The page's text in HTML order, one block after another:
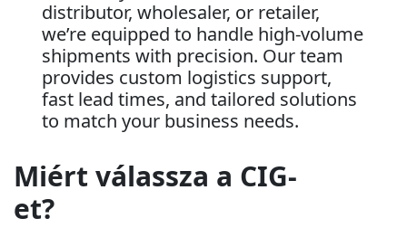
distributor, wholesaler, or retailer,
we’re equipped to handle high-volume
shipments with precision. Our team
provides custom logistics support,
fast lead times, and tailored solutions
to match your business needs.
Miért válassza a CIG-
et?